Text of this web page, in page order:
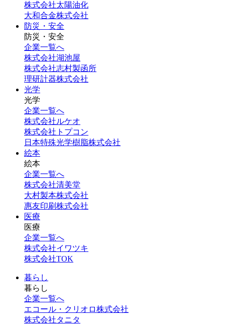
株式会社太陽油化
大和合金株式会社
防災・安全
防災・安全
企業一覧へ
株式会社湖池屋
株式会社志村製函所
理研計器株式会社
光学
光学
企業一覧へ
株式会社ルケオ
株式会社トプコン
日本特殊光学樹脂株式会社
絵本
絵本
企業一覧へ
株式会社清美堂
大村製本株式会社
惠友印刷株式会社
医療
医療
企業一覧へ
株式会社イワツキ
株式会社TOK
暮らし
暮らし
企業一覧へ
エコール・クリオロ株式会社
株式会社タニタ